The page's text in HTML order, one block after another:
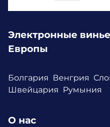
Электронные
Европы
Болгария Венгрия
Швейцария
Румыния
О нас